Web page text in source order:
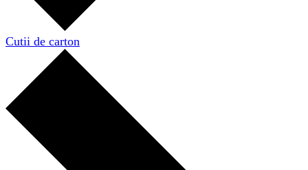
Cutii de carton